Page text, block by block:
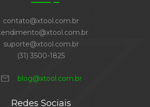
contato@xtool.com.br
suporte@xtool.com.br
(31) 3500-1825
mail blog@xtool.com.br
Redes Sociais